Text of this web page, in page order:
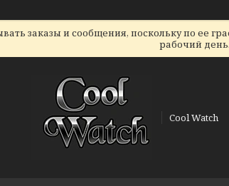
заказы и сообщения, поскольку по ее
рабочий день.
Cool Watch